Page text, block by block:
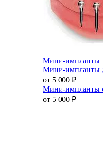
Мини-импланты
Мини-импланты
от 5 000 ₽
Мини-импланты
от 5 000 ₽